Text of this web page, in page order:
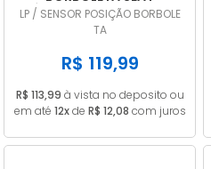
CÓRDOBA 1.8 1995 A 1999
TPS DIGITAL LP707
LP / SENSOR POSIÇÃO BORBOLE
TA
R$ 119,99
R$ 113,99 à vista no deposito ou
em até 12xde R$ 12,08 com juros